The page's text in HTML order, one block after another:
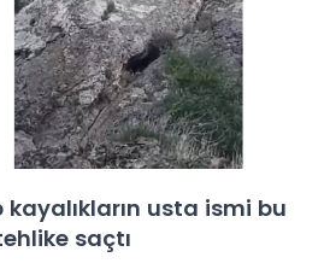
kayalıkların usta ismi bu
saçtı